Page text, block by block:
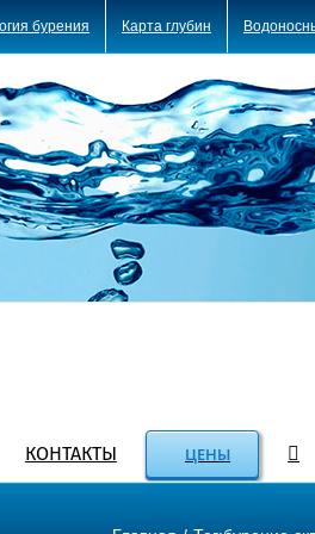
бурения Карта глубин
КОНТАКТЫ ЦЕНЫ